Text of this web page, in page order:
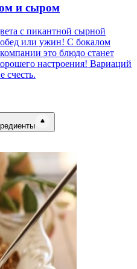
и сыром
с пикантной сырной
или ужин! С бокалом
это блюдо станет
настроения! Вариаций
счесть.